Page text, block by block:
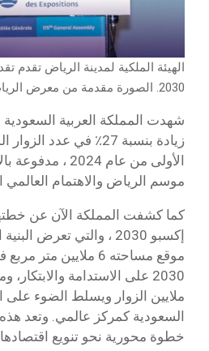
الهيئة الملكية لمدينة الرياض
2030. الصورة مقدمة من معرض الرياض إكسبو 2030
شهدت المملكة العربية
زيادة بنسبة 27٪ في عدد
الأولى من عام
موسم الرياض والاهتمام العالمي
كما كشفت المملكة الآن عن
إكسبو 2030 ، والتي تعرض
موقع مساحته 6 ملايين
2030 على الاستدامة
ملايين الزوار ويسلط الضوء على
السعودية كمركز عالمي. وتعد
خطوة محورية نحو تنويع